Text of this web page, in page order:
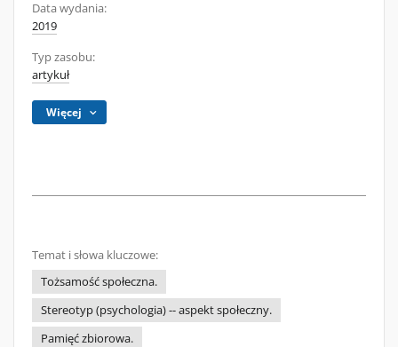
Data wydania:
2019
Typ zasobu:
artykuł
Więcej
Temat i słowa kluczowe:
Tożsamość społeczna.
Stereotyp (psychologia) -- aspekt społeczny.
Pamięć zbiorowa.